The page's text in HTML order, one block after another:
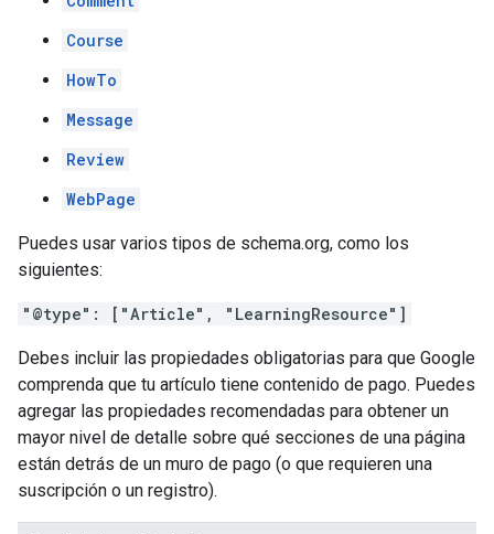
Course
HowTo
Message
Review
WebPage
Puedes usar varios tipos de schema.org, como los
siguientes:
"@type": ["Article", "LearningResource"]
Debes incluir las propiedades obligatorias para que Google
comprenda que tu artículo tiene contenido de pago. Puedes
agregar las propiedades recomendadas para obtener un
mayor nivel de detalle sobre qué secciones de una página
están detrás de un muro de pago (o que requieren una
suscripción o un registro).